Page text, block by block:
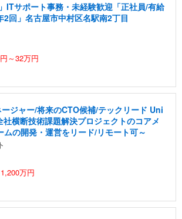
ITサポート事務・未経験歓迎「正社員/有給
2回」名古屋市中村区名駅南2丁目
～32万円
ジャー/将来のCTO候補/テックリード Uni
横断技術課題解決プロジェクトのコアメ
ムの開発・運営をリード/リモート可～
万円